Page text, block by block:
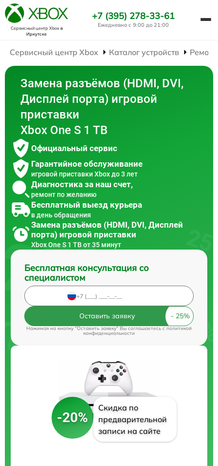
Сервисный центр Xboxв
Иркутске
+7 (395) 278-33-61
Ежедневно с 9:00 до 21:00
Сервисный центр Xbox Каталог устройств
Замена разъёмов (HDMI, DVI,
Дисплей порта) игровой
приставки
Xbox One S 1 TB
Официальный сервис
Гарантийное обслуживание
игровой приставки Xbox до 3 лет
Диагностика за наш счет,
ремонт по желанию
Бесплатный выезд курьера
в день обращения
Замена разъёмов (HDMI, DVI, Дисплей
порта) игровой приставки
Xbox One S 1 TB от 35 минут
Бесплатная консультация со
специалистом
Оставить заявку
Нажимая на кнопку "Оставить заявку" Вы соглашаетесь c политикой
конфиденциальности
-20%
Скидка по
предварительной
записи на сайте